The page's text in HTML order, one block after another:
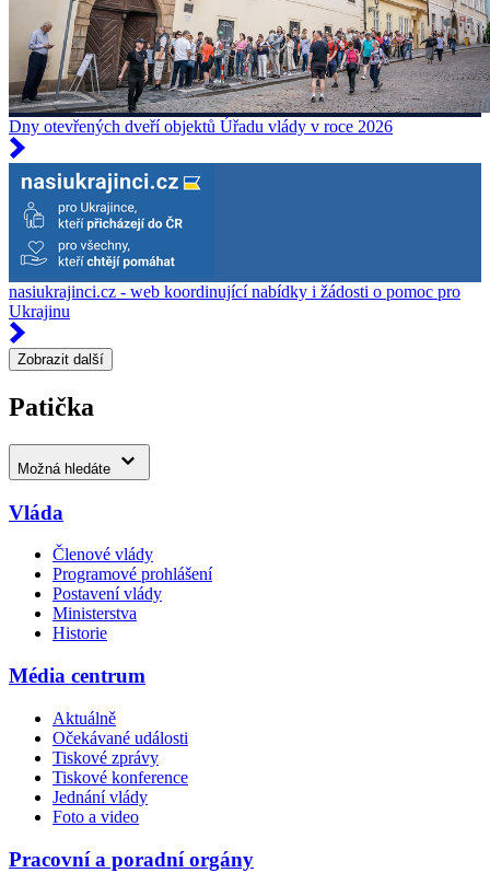
Dny otevřených dveří objektů Úřadu vlády v roce 2026
nasiukrajinci.cz - web koordinující nabídky i žádosti o pomoc pro
Ukrajinu
Zobrazit další
Patička
Možná hledáte
Vláda
Členové vlády
Programové prohlášení
Postavení vlády
Ministerstva
Historie
Média centrum
Aktuálně
Očekávané události
Tiskové zprávy
Tiskové konference
Jednání vlády
Foto a video
Pracovní a poradní orgány